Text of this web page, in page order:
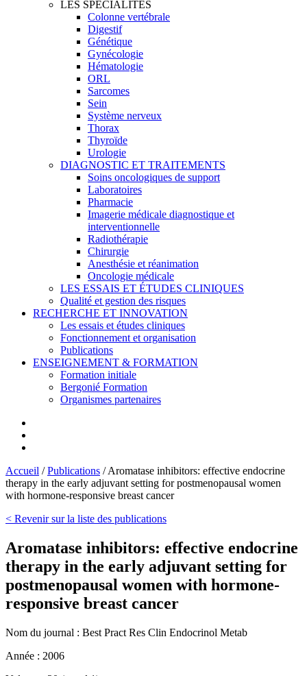
LES SPÉCIALITÉS
Colonne vertébrale
Digestif
Génétique
Gynécologie
Hématologie
ORL
Sarcomes
Sein
Système nerveux
Thorax
Thyroïde
Urologie
DIAGNOSTIC ET TRAITEMENTS
Soins oncologiques de support
Laboratoires
Pharmacie
Imagerie médicale diagnostique et
interventionnelle
Radiothérapie
Chirurgie
Anesthésie et réanimation
Oncologie médicale
LES ESSAIS ET ÉTUDES CLINIQUES
Qualité et gestion des risques
RECHERCHE ET INNOVATION
Les essais et études cliniques
Fonctionnement et organisation
Publications
ENSEIGNEMENT & FORMATION
Formation initiale
Bergonié Formation
Organismes partenaires
Accueil /Publications /Aromatase inhibitors: effective endocrine
therapy in the early adjuvant setting for postmenopausal women
with hormone-responsive breast cancer
< Revenir sur la liste des publications
Aromatase inhibitors: effective endocrine
therapy in the early adjuvant setting for
postmenopausal women with hormone-
responsive breast cancer
Nom du journal : Best Pract Res Clin Endocrinol Metab
Année : 2006